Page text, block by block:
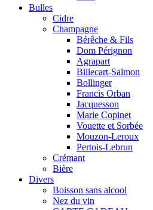
Bulles
Cidre
Champagne
Bérêche & Fils
Dom Pérignon
Agrapart
Billecart-Salmon
Bollinger
Francis Orban
Jacquesson
Marie Copinet
Vouette et Sorbée
Mouzon-Leroux
Pertois-Lebrun
Crémant
Bière
Divers
Boisson sans alcool
Nez du vin